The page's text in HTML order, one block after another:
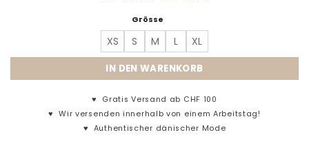
CHF 139.00
Grösse
XS S M L XL
IN DEN WARENKORB
♥ Gratis Versand ab CHF 100
♥Wir versenden innerhalb von einem Arbeitstag!
♥ Authentischer dänischer Mode